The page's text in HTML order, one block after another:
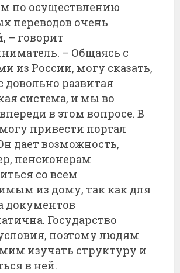
по осуществлению
переводов очень
– говорит
– Общаясь с
из России, могу сказать,
довольно развитая
система, и мы во
в этом вопросе. В
привести портал
дает возможность,
пенсионерам
со всем
из дому, так как для
документов
Государство
поэтому людям
изучать структуру и
в ней.